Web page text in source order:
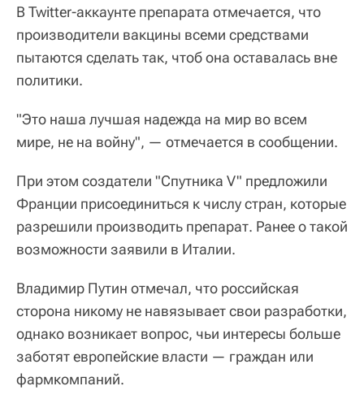
В Twitter-аккаунте препарата отмечается, что
производители вакцины всеми средствами
пытаются сделать так, чтоб она оставалась вне
политики.
"Это наша лучшая надежда на мир во всем
мире, не на войну", — отмечается в сообщении.
При этом создатели "Спутника V" предложили
Франции присоединиться к числу стран, которые
разрешили производить препарат. Ранее о такой
возможности заявили в Италии.
Владимир Путин отмечал, что российская
сторона никому не навязывает свои разработки,
однако возникает вопрос, чьи интересы больше
заботят европейские власти — граждан или
фармкомпаний.